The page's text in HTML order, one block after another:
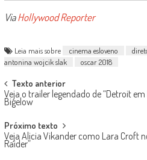
ViaHollywood Reporter
Leia mais sobre cinema esloveno
antonina wojcik slak
oscar 2018
Post
navigation
Texto anterior
Veja o trailer legendado de “Detroit
Bigelow
Próximo texto
Veja Alicia Vikander como Lara Croft
Raider”